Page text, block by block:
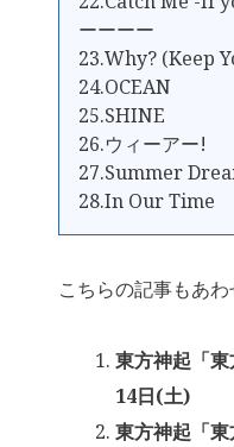
ーーーー
23.Why? (Keep
24.OCEAN
25.SHINE
26.ウィーアー!
27.Summer
28.In Our Time
こちらの記事もあわ
東方神起「
14日(土)
東方神起「